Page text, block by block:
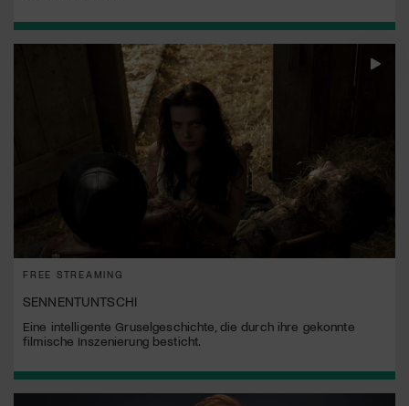
FREE STREAMING
SENNENTUNTSCHI
Eine intelligente Gruselgeschichte, die durch ihre gekonnte
filmische Inszenierung besticht.